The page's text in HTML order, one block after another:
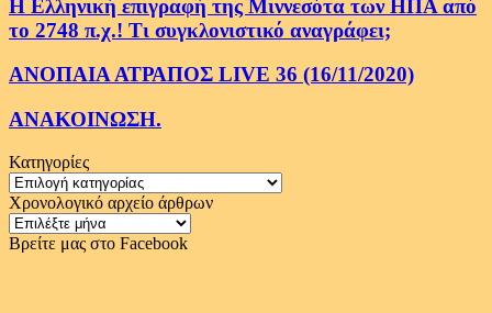
Η Ελληνική επιγραφή της Μιννεσότα των ΗΠΑ από
το 2748 π.χ.! Τι συγκλονιστικό αναγράφει;
ΑΝΟΠΑΙΑ ΑΤΡΑΠΟΣ LIVE 36 (16/11/2020)
ΑΝΑΚΟΙΝΩΣΗ.
Κατηγορίες
Κατηγορίες
Χρονολογικό αρχείο άρθρων
Χρονολογικό
αρχείο
Βρείτε μας στο Facebook